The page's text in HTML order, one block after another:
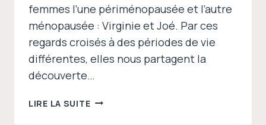
femmes l’une périménopausée et l’autre
ménopausée : Virginie et Joé. Par ces
regards croisés à des périodes de vie
différentes, elles nous partagent la
découverte…
LIRE LA SUITEÉPISODE